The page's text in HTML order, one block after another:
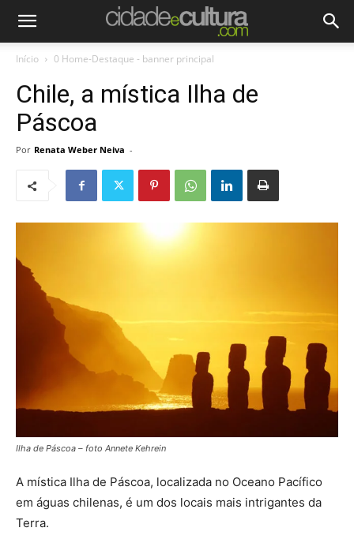
Início 0 Home-Destaque - banner principal
Chile, a mística Ilha de
Páscoa
Por Renata Weber Neiva -
Ilha de Páscoa – foto Annete Kehrein
A mística Ilha de Páscoa, localizada no Oceano Pacífico
em águas chilenas, é um dos locais mais intrigantes da
Terra.